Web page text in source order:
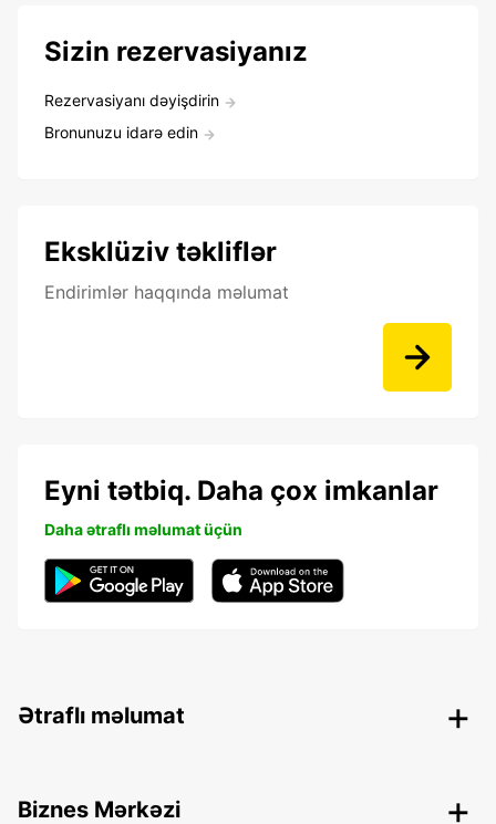
Sizin rezervasiyanız
Rezervasiyanı dəyişdirin
Bronunuzu idarə edin
Eksklüziv təkliflər
Endirimlər haqqında məlumat
Eyni tətbiq. Daha çox imkanlar
Daha ətraflı məlumat üçün
Ətraflı məlumat
Biznes Mərkəzi